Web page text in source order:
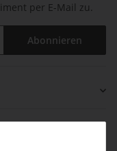
per E-Mail zu.
Abonnieren